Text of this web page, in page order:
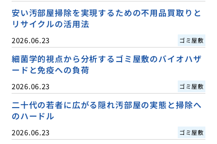
安い汚部屋掃除を実現するための不用品買取りと
リサイクルの活用法
2026.06.23 ゴミ屋敷
細菌学的視点から分析するゴミ屋敷のバイオハザ
ードと免疫への負荷
2026.06.23 ゴミ屋敷
二十代の若者に広がる隠れ汚部屋の実態と掃除へ
のハードル
2026.06.23 ゴミ屋敷